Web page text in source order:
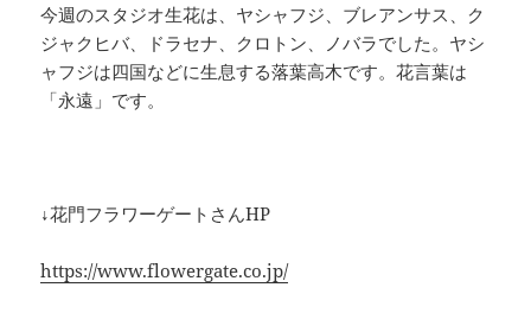
今週のスタジオ生花は、ヤシャフジ、ブレアンサス、ク
ジャクヒバ、ドラセナ、クロトン、ノバラでした。ヤシ
ャフジは四国などに生息する落葉高木です。花言葉は
「永遠」です。
↓花門フラワーゲートさんHP
https://www.flowergate.co.jp/